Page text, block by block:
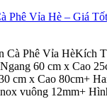
Cà Phê Vỉa HèKích
60 cm x Cao
cm x Cao 80cm+
vuông 12mm+